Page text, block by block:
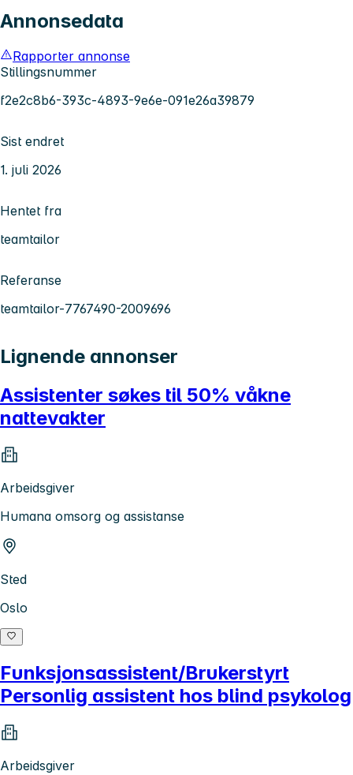
Annonsedata
Rapporter annonse
Stillingsnummer
f2e2c8b6-393c-4893-9e6e-091e26a39879
Sist endret
1. juli 2026
Hentet fra
teamtailor
Referanse
teamtailor-7767490-2009696
Lignende annonser
Assistenter søkes til 50% våkne
nattevakter
Arbeidsgiver
Humana omsorg og assistanse
Sted
Oslo
Funksjonsassistent/Brukerstyrt
Personlig assistent hos blind psykolog
Arbeidsgiver